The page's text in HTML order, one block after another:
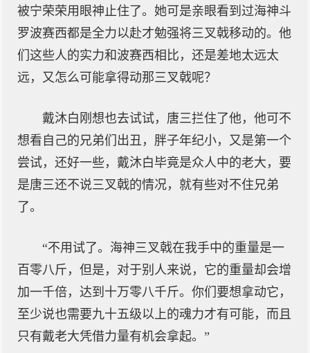
被宁荣荣用眼神止住了。她可是亲眼看到过海神斗
罗波赛西都是全力以赴才勉强将三叉戟移动的。他
们这些人的实力和波赛西相比，还是差地太远太
远，又怎么可能拿得动那三叉戟呢？
戴沐白刚想也去试试，唐三拦住了他，他可不
想看自己的兄弟们出丑，胖子年纪小，又是第一个
尝试，还好一些，戴沐白毕竟是众人中的老大，要
是唐三还不说三叉戟的情况，就有些对不住兄弟
了。
“不用试了。海神三叉戟在我手中的重量是一
百零八斤，但是，对于别人来说，它的重量却会增
加一千倍，达到十万零八千斤。你们要想拿动它，
至少说也需要九十五级以上的魂力才有可能，而且
只有戴老大凭借力量有机会拿起。”